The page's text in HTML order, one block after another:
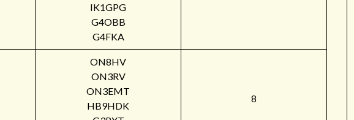
IK1GPG
G4OBB
G4FKA
ON8HV
ON3RV
ON3EMT
HB9HDK
8